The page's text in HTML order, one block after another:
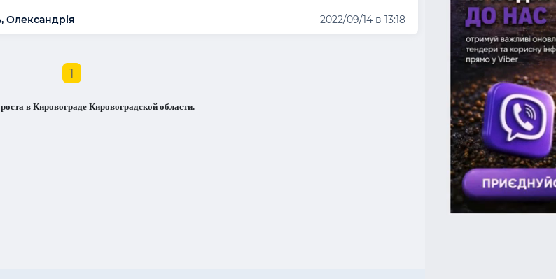
Олександрія
2022/09/14 в 13:18
1
в Кировограде Кировоградской области.